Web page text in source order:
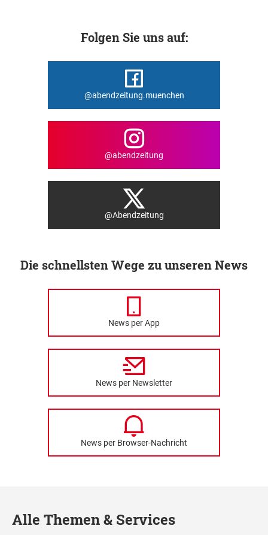
Folgen Sie uns auf:
@abendzeitung.muenchen
@abendzeitung
@Abendzeitung
Die schnellsten Wege zu unseren News
News per App
News per Newsletter
News per Browser-Nachricht
Alle Themen & Services